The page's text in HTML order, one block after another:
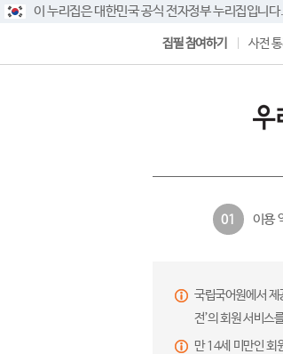
이 누리집은 대한민국 공식 전자정부 누리집입니다.
집필 참여하기 사전 통
01 이용
국립국어원에서 제
전’의 회원 서비스
만 14세 미만인 회